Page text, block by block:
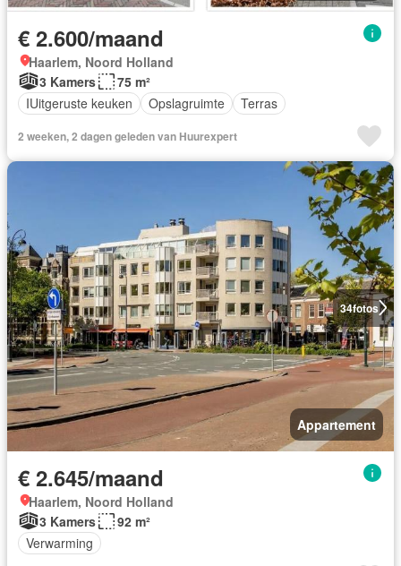
€ 2.600/maand
Haarlem, Noord Holland
3 Kamers
75 m²
IUitgeruste keuken
Opslagruimte Terras
2 weeken, 2 dagen geleden van Huurexpert
34fotos
Appartement
€ 2.645/maand
Haarlem, Noord Holland
3 Kamers
92 m²
Verwarming